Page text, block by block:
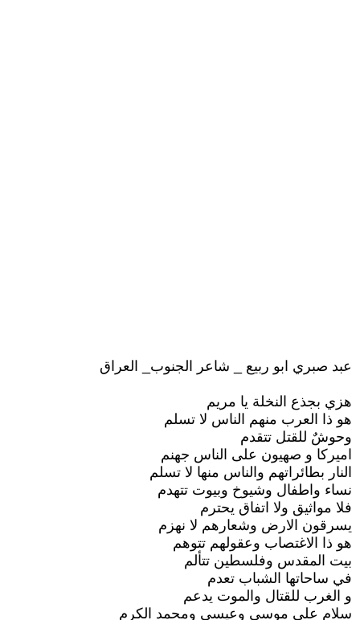
عبد صبري ابو ربيع _ شاعر الجنوب_ العراق
هزي بجذع النخلة يا مريم
هو ذا العرب منهم الناس لا تسلم
وحوشٌ للقتل تتقدم
اميركا و صهيون على الناس جهنم
النار بطائراتهم والناس منها لا تسلم
نساء واطفال وشيوخ وبيوت تتهدم
فلا مواثيق ولا اتفاق يحترم
يسرقون الارض وشعارهم لا نهزم
هو ذا الاغتصاب وعقولهم تتوهم
بيت المقدس وفلسطين تتألم
في ساحاتها الشباب تعدم
و الغرب للقتال والموت يدعم
سلام على موسى وعيسى ومحمد الكرم